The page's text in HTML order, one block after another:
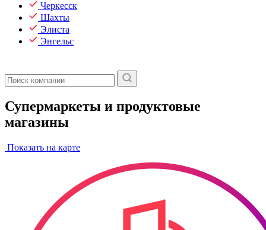
Черкесск
Шахты
Элиста
Энгельс
Супермаркеты и продуктовые
магазины
Показать на карте